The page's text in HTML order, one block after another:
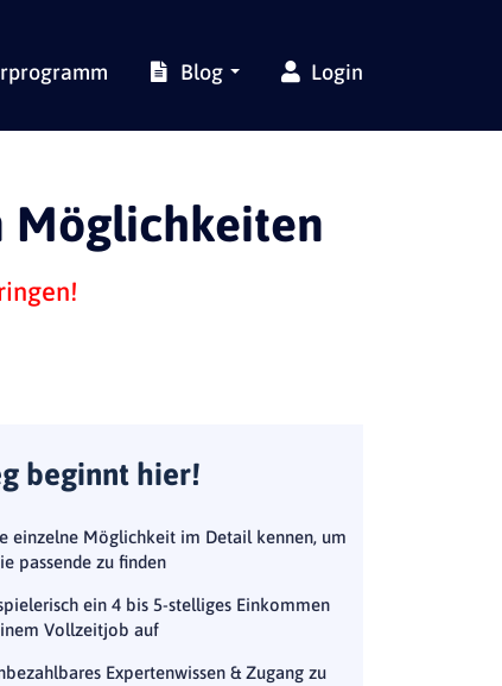
Blog Login
Möglichkeiten
beginnt hier!
einzelne Möglichkeit im Detail kennen, um
passende zu finden
ein 4 bis 5-stelliges Einkommen
Vollzeitjob auf
Expertenwissen & Zugang zu